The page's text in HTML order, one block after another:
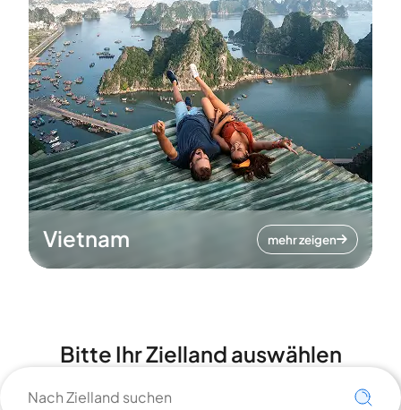
Vietnam mehr zeigen
Bitte Ihr Zielland auswählen